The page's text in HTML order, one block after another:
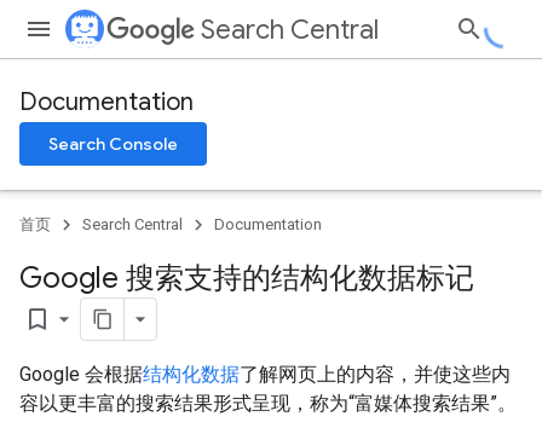
Search Central
Documentation
Search Console
首页 Search Central Documentation
Google 搜索支持的结构化数据标记
bookmark_border
Google 会根据结构化数据了解网页上的内容，并使这些内
容以更丰富的搜索结果形式呈现，称为“富媒体搜索结果”。